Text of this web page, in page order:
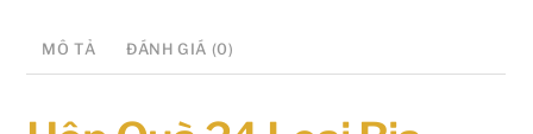
MÔ TẢ ĐÁNH GIÁ (0)